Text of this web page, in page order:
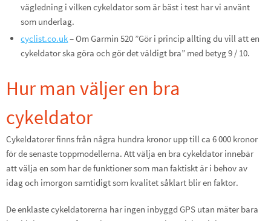
vägledning i vilken cykeldator som är bäst i test har vi använt
som underlag.
cyclist.co.uk– Om Garmin 520 ”Gör i princip allting du vill att en
cykeldator ska göra och gör det väldigt bra” med betyg 9 / 10.
Hur man väljer en bra
cykeldator
Cykeldatorer finns från några hundra kronor upp till ca 6 000 kronor
för de senaste toppmodellerna. Att välja en bra cykeldator innebär
att välja en som har de funktioner som man faktiskt är i behov av
idag och imorgon samtidigt som kvalitet såklart blir en faktor.
De enklaste cykeldatorerna har ingen inbyggd GPS utan mäter bara